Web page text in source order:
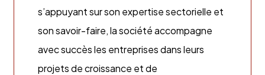
s’appuyant sur son expertise sectorielle et
son savoir-faire, la société accompagne
avec succès les entreprises dans leurs
projets de croissance et de